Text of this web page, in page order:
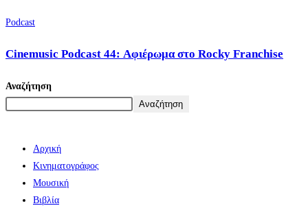
Podcast
Cinemusic Podcast 44: Αφιέρωμα στο Rocky Franchise
Αναζήτηση
Αναζήτηση
Αρχική
Κινηματογράφος
Μουσική
Βιβλία